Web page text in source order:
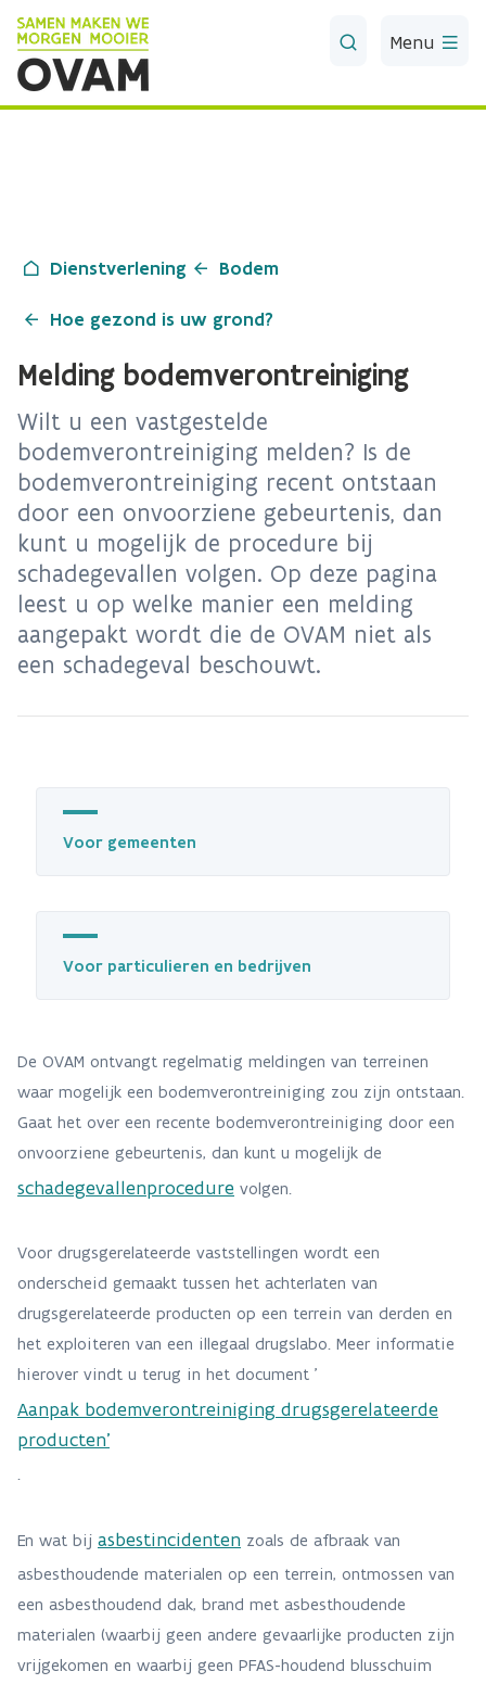
Skip to Main Content
Menu
Dienstverlening Bodem
Hoe gezond is uw grond?
Melding bodemverontreiniging
Wilt u een vastgestelde
bodemverontreiniging melden? Is de
bodemverontreiniging recent ontstaan
door een onvoorziene gebeurtenis, dan
kunt u mogelijk de procedure bij
schadegevallen volgen. Op deze pagina
leest u op welke manier een melding
aangepakt wordt die de OVAM niet als
een schadegeval beschouwt.
Voor gemeenten
Voor particulieren en bedrijven
De OVAM ontvangt regelmatig meldingen van terreinen
waar mogelijk een bodemverontreiniging zou zijn ontstaan.
Gaat het over een recente bodemverontreiniging door een
onvoorziene gebeurtenis, dan kunt u mogelijk de
schadegevallenprocedure volgen.
Voor drugsgerelateerde vaststellingen wordt een
onderscheid gemaakt tussen het achterlaten van
drugsgerelateerde producten op een terrein van derden en
het exploiteren van een illegaal drugslabo. Meer informatie
hierover vindt u terug in het document '
Aanpak bodemverontreiniging drugsgerelateerde
producten'
.
En wat bij asbestincidenten zoals de afbraak van
asbesthoudende materialen op een terrein, ontmossen van
een asbesthoudend dak, brand met asbesthoudende
materialen (waarbij geen andere gevaarlijke producten zijn
vrijgekomen en waarbij geen PFAS-houdend blusschuim